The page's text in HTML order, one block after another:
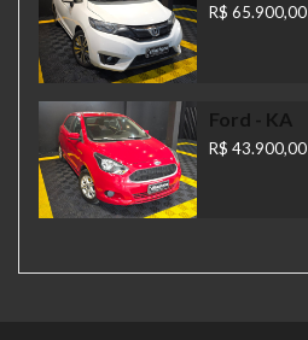
R$ 65.900,00
Ford - KA
R$ 43.900,00